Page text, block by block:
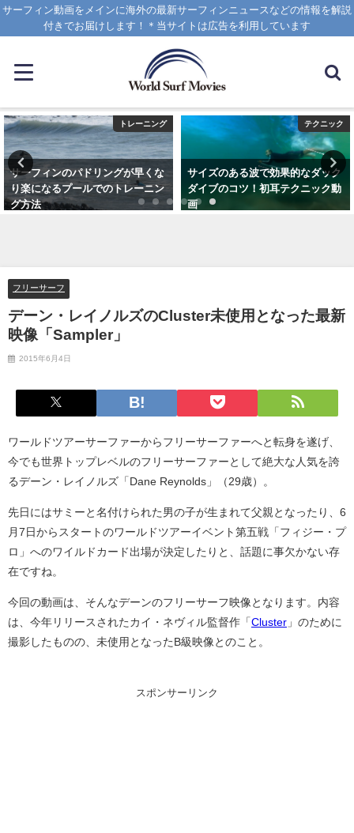
サーフィン動画をメインに海外の最新サーフィンニュースなどの情報を解説
付きでお届けします！＊当サイトは広告を利用しています
トレーニング
サーフィンのパドリングが早くな
り楽になるプールでのトレーニン
グ方法
テクニック
サイズのある波で効果的なダック
ダイブのコツ！初耳テクニック動
画
フリーサーフ
デーン・レイノルズのCluster未使用となった最新
映像「Sampler」
2015年6月4日
ワールドツアーサーファーからフリーサーファーへと転身を遂げ、
今でも世界トップレベルのフリーサーファーとして絶大な人気を誇
るデーン・レイノルズ「Dane Reynolds」（29歳）。
先日にはサミーと名付けられた男の子が生まれて父親となったり、6
月7日からスタートのワールドツアーイベント第五戦「フィジー・プ
ロ」へのワイルドカード出場が決定したりと、話題に事欠かない存
在ですね。
今回の動画は、そんなデーンのフリーサーフ映像となります。内容
は、今年リリースされたカイ・ネヴィル監督作「 Cluster 」のために
撮影したものの、未使用となったB級映像とのこと。
スポンサーリンク